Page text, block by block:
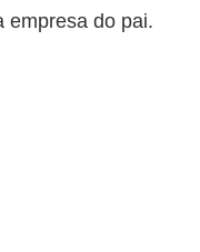
empresa do pai.